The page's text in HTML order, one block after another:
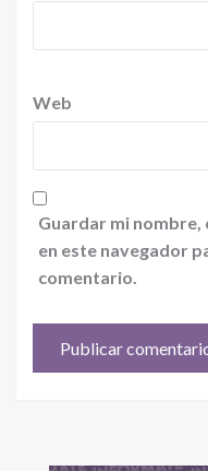
Web
Guardar mi
en este navegador
comentario.